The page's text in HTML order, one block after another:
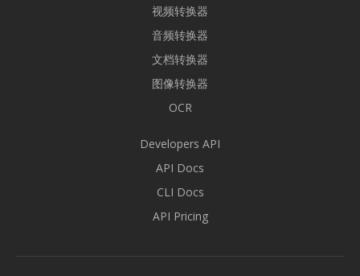
视频转换器
音频转换器
文档转换器
图像转换器
OCR
Developers API
API Docs
CLI Docs
API Pricing